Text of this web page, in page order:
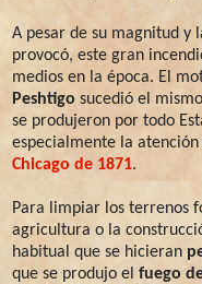
A pesar de su magnitud y
provocó, este gran
medios en la época. El
Peshtigo sucedió el
se produjeron por todo
especialmente la atención
Chicago de 1871.
Para limpiar los terrenos
agricultura o la
habitual que se hicieran
que se produjo el fuego